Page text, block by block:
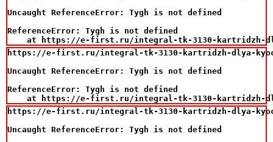
Uncaught ReferenceError: Tygh is not defined
ReferenceError: Tygh is not defined
at https://e-first.ru/integral-tk-3130-
https://e-first.ru/integral-tk-3130-kartridzh-dlya-kyocera-
Uncaught ReferenceError: Tygh is not defined
ReferenceError: Tygh is not defined
at https://e-first.ru/integral-tk-3130-
https://e-first.ru/integral-tk-3130-kartridzh-dlya-
Uncaught ReferenceError: Tygh is not defined